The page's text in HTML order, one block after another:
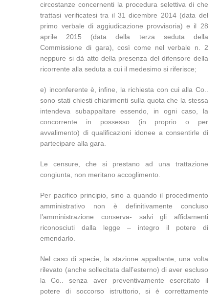
circostanze concernenti la procedura selettiva di che
trattasi verificatesi tra il 31 dicembre 2014 (data del
primo verbale di aggiudicazione provvisoria) e il 28
aprile 2015 (data della terza seduta della
Commissione di gara), così come nel verbale n. 2
neppure si dà atto della presenza del difensore della
ricorrente alla seduta a cui il medesimo si riferisce;
e) inconferente è, infine, la richiesta con cui alla Co..
sono stati chiesti chiarimenti sulla quota che la stessa
intendeva subappaltare essendo, in ogni caso, la
concorrente in possesso (in proprio o per
avvalimento) di qualificazioni idonee a consentirle di
partecipare alla gara.
Le censure, che si prestano ad una trattazione
congiunta, non meritano accoglimento.
Per pacifico principio, sino a quando il procedimento
amministrativo non è definitivamente concluso
l’amministrazione conserva- salvi gli affidamenti
riconosciuti dalla legge – integro il potere di
emendarlo.
Nel caso di specie, la stazione appaltante, una volta
rilevato (anche sollecitata dall’esterno) di aver escluso
la Co.. senza aver preventivamente esercitato il
potere di soccorso istruttorio, si è correttamente